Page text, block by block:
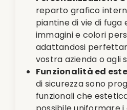
reparto grafico
piantine di vie di fuga
immagini e colori
adattandosi
vostra azienda o agli
Funzionalità ed
di sicurezza sono
funzionali che